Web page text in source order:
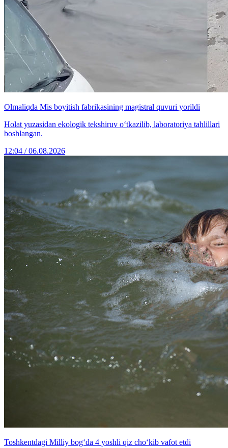
Olmaliqda Mis boyitish fabrikasining magistral quvuri yorildi
Holat yuzasidan ekologik tekshiruv o‘tkazilib, laboratoriya tahlillari
boshlangan.
12:04 / 06.08.2026
Toshkentdagi Milliy bog‘da 4 yoshli qiz cho‘kib vafot etdi